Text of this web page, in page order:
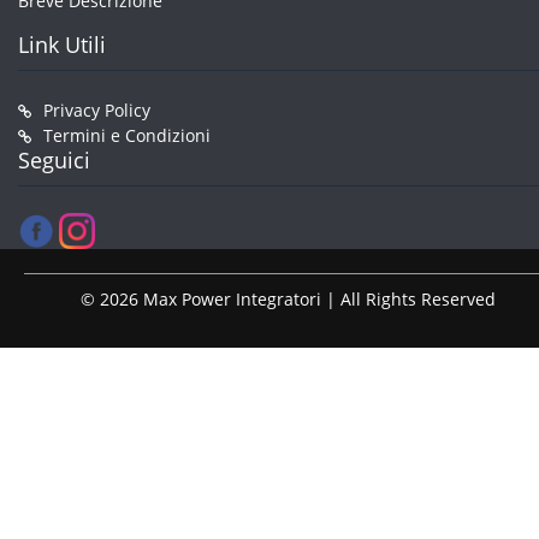
Link Utili
Privacy Policy
Termini e Condizioni
Seguici
© 2026 Max Power Integratori | All Rights Reserved